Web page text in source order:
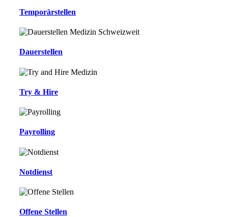
Temporärstellen
Dauerstellen
Try & Hire
Payrolling
Notdienst
Offene Stellen